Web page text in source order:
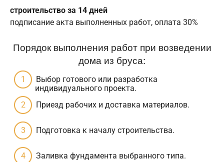
строительство за 14 дней
подписание акта выполненных работ, оплата 30%
Порядок выполнения работ при возведении
дома из бруса:
Выбор готового или разработка
индивидуального проекта.
Приезд рабочих и доставка материалов.
Подготовка к началу строительства.
Заливка фундамента выбранного типа.